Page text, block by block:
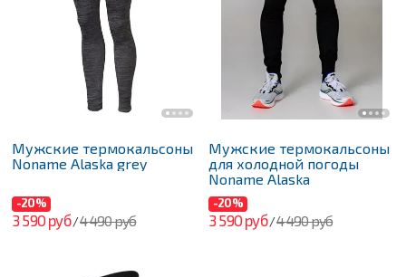
Мужские термокальсоны
Noname Alaska grey
-20%
3 590 руб/4 490 руб
Мужские термокальсоны
для холодной погоды
Noname Alaska
-20%
3 590 руб/4 490 руб